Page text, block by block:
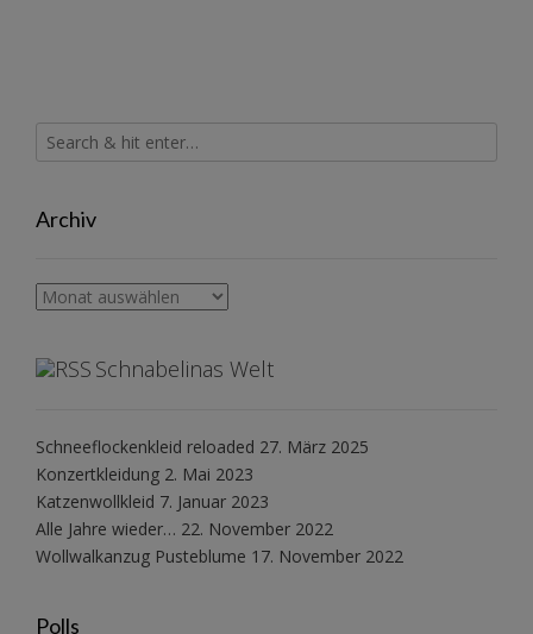
Archiv
Archiv
Schnabelinas Welt
Schneeflockenkleid reloaded 27. März 2025
Konzertkleidung 2. Mai 2023
Katzenwollkleid 7. Januar 2023
Alle Jahre wieder… 22. November 2022
Wollwalkanzug Pusteblume 17. November 2022
Polls